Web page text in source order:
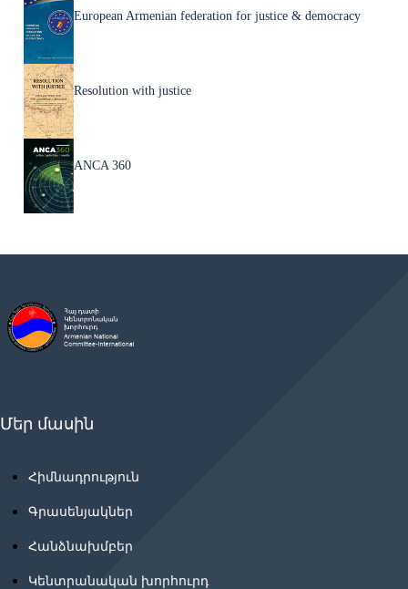
European Armenian federation for justice & democracy
Resolution with justice
ANCA 360
Մեր մասին
Հիմնադրություն
Գրասենյակներ
Հանձնախմբեր
Կենտրանական խորհուրդ